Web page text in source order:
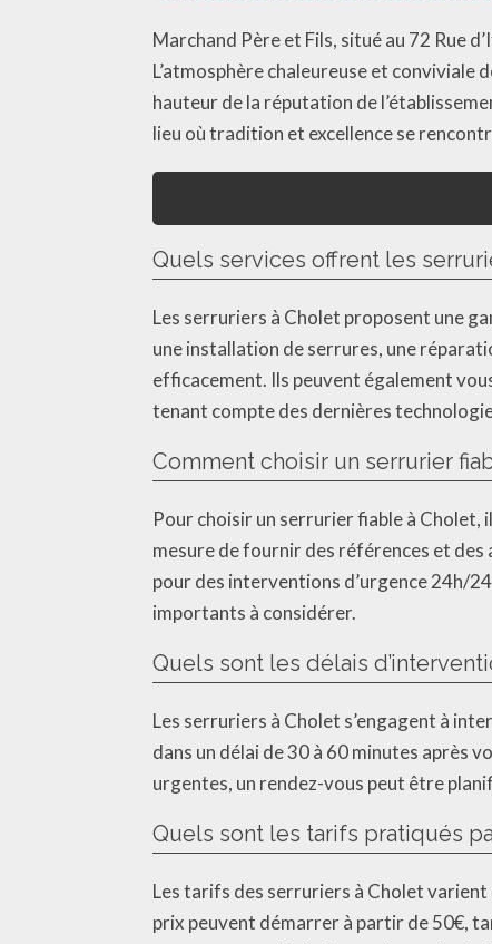
Marchand Père et Fils, situé au 72 Rue
L’atmosphère chaleureuse et conviviale
hauteur de la réputation de
lieu où tradition et excellence se
Quels services offrent les
Les serruriers à Cholet proposent une
une installation de serrures, une
efficacement. Ils peuvent également
tenant compte des dernières
Comment choisir un serrurier
Pour choisir un serrurier fiable à
mesure de fournir des références et des
pour des interventions d’urgence 24h/
importants à considérer.
Quels sont les délais
Les serruriers à Cholet s’engagent à
dans un délai de 30 à 60 minutes après
urgentes, un rendez-vous peut être
Quels sont les tarifs pratiqués
Les tarifs des serruriers à Cholet
prix peuvent démarrer à partir de 50€,